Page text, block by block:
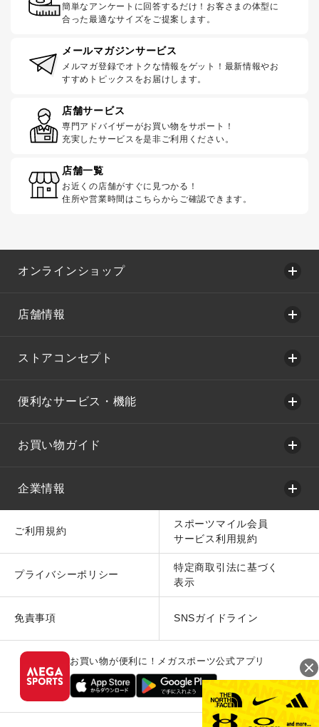
簡単なアンケートに回答するだけ！お客さまの体型に
合った最適なサイズをご提案します。
メールマガジンサービス
メルマガ登録でオトクな情報をゲット！最新情報やお
すすめトピックスをお届けします。
店舗サービス
専門アドバイザーがお買い物をサポート！
充実したサービスを是非ご利用ください。
店舗一覧
お近くの店舗がすぐに見つかる！
住所や営業時間はこちらからご確認できます。
オンラインショップ
店舗情報
ストアコンセプト
便利なサービス・機能
お買い物ガイド
企業情報
ご利用規約
スポーツマイル会員
サービス利用規約
プライバシーポリシー
特定商取引法に基づく
表示
免責事項 SNSガイドライン
お買い物が便利に！メガスポーツ公式アプリ